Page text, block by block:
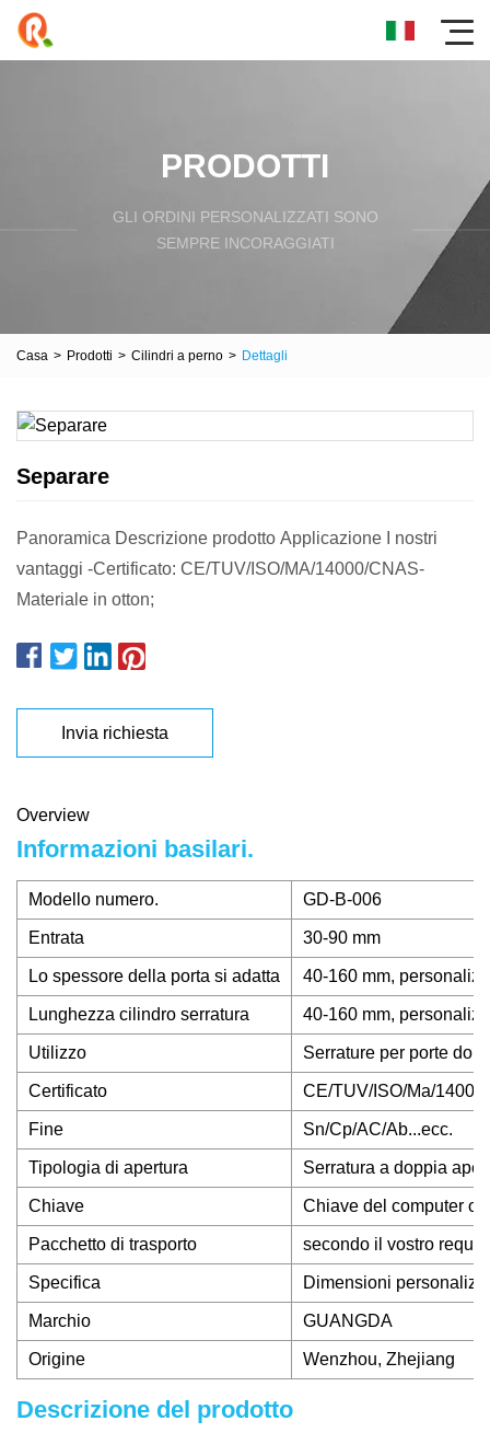
PRODOTTI
GLI ORDINI PERSONALIZZATI SONO
SEMPRE INCORAGGIATI
Casa > Prodotti > Cilindri a perno > Dettagli
Separare
Panoramica Descrizione prodotto Applicazione I nostri
vantaggi -Certificato: CE/TUV/ISO/MA/14000/CNAS-
Materiale in otton;
Invia richiesta
Overview
Informazioni basilari.
Modello numero. GD-B-006
Entrata 30-90 mm
Lo spessore della porta si adatta 40-160 mm,
Lunghezza cilindro serratura 40-160 mm,
Utilizzo Serrature per porte
Certificato CE/TUV/ISO/Ma/
Fine Sn/Cp/AC/Ab...ecc.
Tipologia di apertura Serratura a doppia
Chiave Chiave del computer o
Pacchetto di trasporto secondo il vostro
Specifica Dimensioni
Marchio GUANGDA
Origine Wenzhou, Zhejiang
Descrizione del prodotto